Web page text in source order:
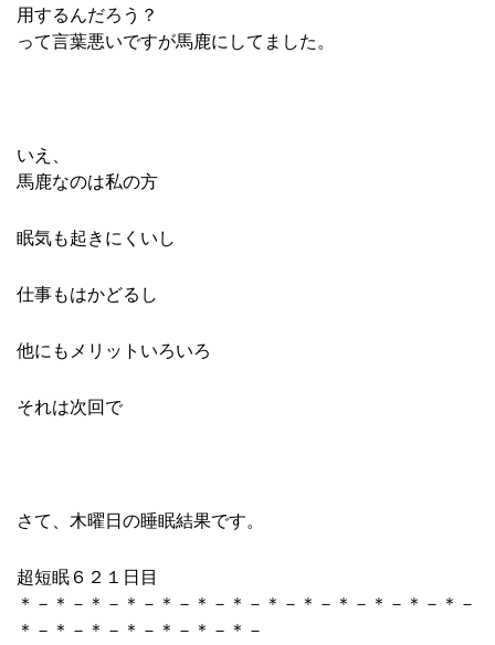
用するんだろう？
って言葉悪いですが馬鹿にしてました。
いえ、
馬鹿なのは私の方
眠気も起きにくいし
仕事もはかどるし
他にもメリットいろいろ
それは次回で
さて、木曜日の睡眠結果です。
超短眠６２１日目
＊－＊－＊－＊－＊－＊－＊－＊－＊－＊－＊－＊－＊－
＊－＊－＊－＊－＊－＊－＊－